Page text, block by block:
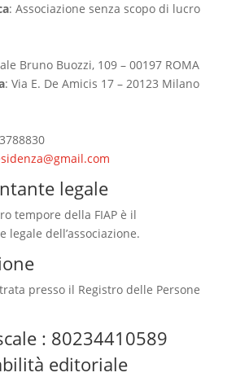
: Associazione senza scopo di lucro
Bruno Buozzi, 109 – 00197 ROMA
: Via E. De Amicis 17 – 20123 Milano
legale
tempore della FIAP è il
legale dell’associazione.
presso il Registro delle Persone
: 80234410589
editoriale